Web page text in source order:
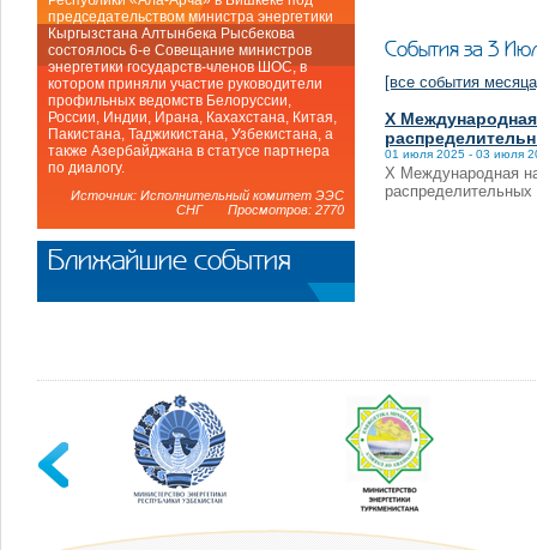
События за 3
[все события
X
01 июля 2025 - 03 июля
X Международная
председательством министра энергетики
Кыргызстана Алтынбека Рысбекова
состоялось 6-е Совещание министров
энергетики государств-членов ШОС, в
котором приняли участие руководители
профильных ведомств Белоруссии,
России, Индии, Ирана, Кахахстана, Китая,
Пакистана, Таджикистана, Узбекистана, а
также Азербайджана в статусе партнера
по диалогу.
Источник: Исполнительный комитет ЭЭС
СНГ Просмотров: 2770
Ближайшие события